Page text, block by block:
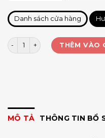
Danh sách cửa hàng
Vớ cổ phễu Fee Left Right số
THÊM VÀO
MÔ TẢ THÔNG TIN BỔ